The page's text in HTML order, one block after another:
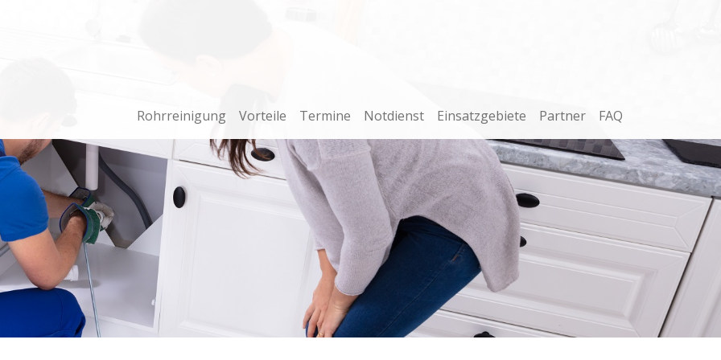
Rohrreinigung Vorteile Termine Notdienst Einsatzgebiete Partner FAQ